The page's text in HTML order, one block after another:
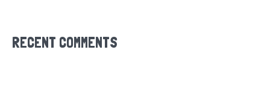
RECENT COMMENTS